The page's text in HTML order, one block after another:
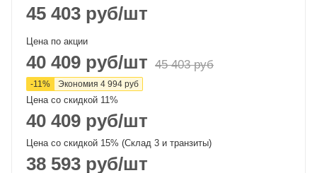
45 403 руб/шт
Цена по акции
40 409 руб/шт 45 403руб
-11% Экономия 4 994 руб
Цена со скидкой 11%
40 409 руб/шт
Цена со скидкой 15% (Склад 3 и транзиты)
38 593 руб/шт